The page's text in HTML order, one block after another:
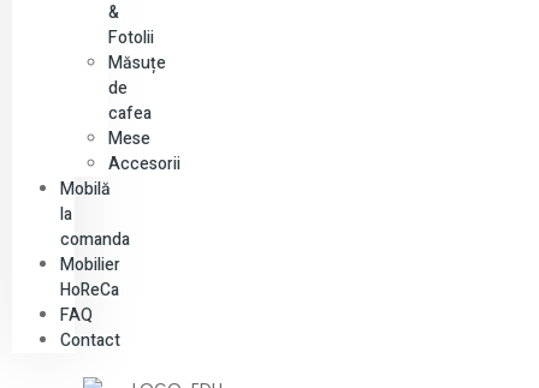
&
Fotolii
Măsuțe
de
cafea
Mese
Accesorii
Mobilă
la
comanda
Mobilier
HoReCa
FAQ
Contact